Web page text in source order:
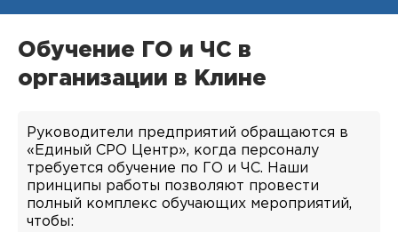
Обучение ГО и ЧС в
организации в Клине
Руководители предприятий обращаются в
«Единый СРО Центр», когда персоналу
требуется обучение по ГО и ЧС. Наши
принципы работы позволяют провести
полный комплекс обучающих мероприятий,
чтобы: